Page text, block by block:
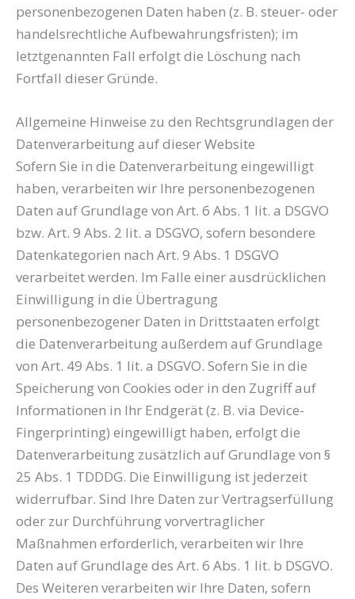
personenbezogenen Daten haben (z. B. steuer- oder
handelsrechtliche Aufbewahrungsfristen); im
letztgenannten Fall erfolgt die Löschung nach
Fortfall dieser Gründe.
Allgemeine Hinweise zu den Rechtsgrundlagen der
Datenverarbeitung auf dieser Website
Sofern Sie in die Datenverarbeitung eingewilligt
haben, verarbeiten wir Ihre personenbezogenen
Daten auf Grundlage von Art. 6 Abs. 1 lit. a DSGVO
bzw. Art. 9 Abs. 2 lit. a DSGVO, sofern besondere
Datenkategorien nach Art. 9 Abs. 1 DSGVO
verarbeitet werden. Im Falle einer ausdrücklichen
Einwilligung in die Übertragung
personenbezogener Daten in Drittstaaten erfolgt
die Datenverarbeitung außerdem auf Grundlage
von Art. 49 Abs. 1 lit. a DSGVO. Sofern Sie in die
Speicherung von Cookies oder in den Zugriff auf
Informationen in Ihr Endgerät (z. B. via Device-
Fingerprinting) eingewilligt haben, erfolgt die
Datenverarbeitung zusätzlich auf Grundlage von §
25 Abs. 1 TDDDG. Die Einwilligung ist jederzeit
widerrufbar. Sind Ihre Daten zur Vertragserfüllung
oder zur Durchführung vorvertraglicher
Maßnahmen erforderlich, verarbeiten wir Ihre
Daten auf Grundlage des Art. 6 Abs. 1 lit. b DSGVO.
Des Weiteren verarbeiten wir Ihre Daten, sofern